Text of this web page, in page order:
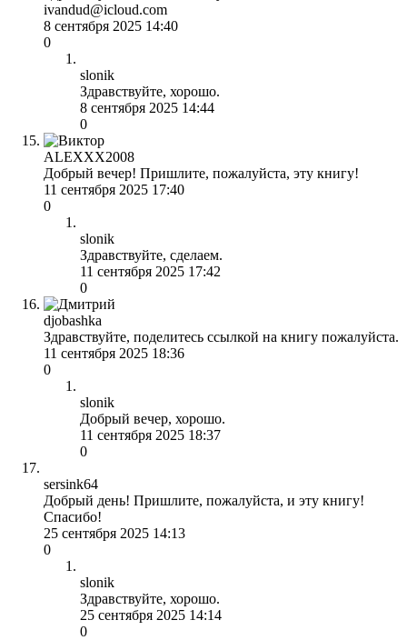
ivandud@icloud.com
8 сентября 2025 14:40
0
slonik
Здравствуйте, хорошо.
8 сентября 2025 14:44
0
ALEXXX2008
Добрый вечер! Пришлите, пожалуйста, эту книгу!
11 сентября 2025 17:40
0
slonik
Здравствуйте, сделаем.
11 сентября 2025 17:42
0
djobashka
Здравствуйте, поделитесь ссылкой на книгу пожалуйста.
11 сентября 2025 18:36
0
slonik
Добрый вечер, хорошо.
11 сентября 2025 18:37
0
sersink64
Добрый день! Пришлите, пожалуйста, и эту книгу!
Спасибо!
25 сентября 2025 14:13
0
slonik
Здравствуйте, хорошо.
25 сентября 2025 14:14
0